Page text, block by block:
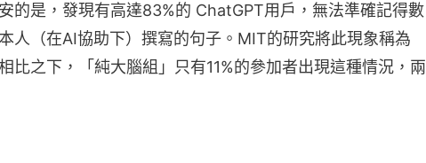
的是，發現有高達83%的 ChatGPT用戶，無法準確記得數
人（在AI協助下）撰寫的句子。MIT的研究將此現象稱為
比之下，「純大腦組」只有11%的參加者出現這種情況，兩